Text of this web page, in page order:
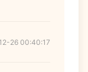
26 00:40:17